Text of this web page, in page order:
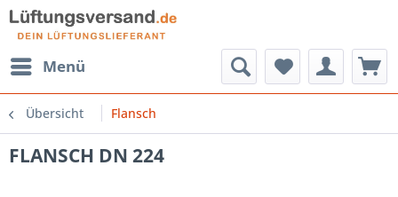
Menü
Übersicht Flansch
FLANSCH DN 224